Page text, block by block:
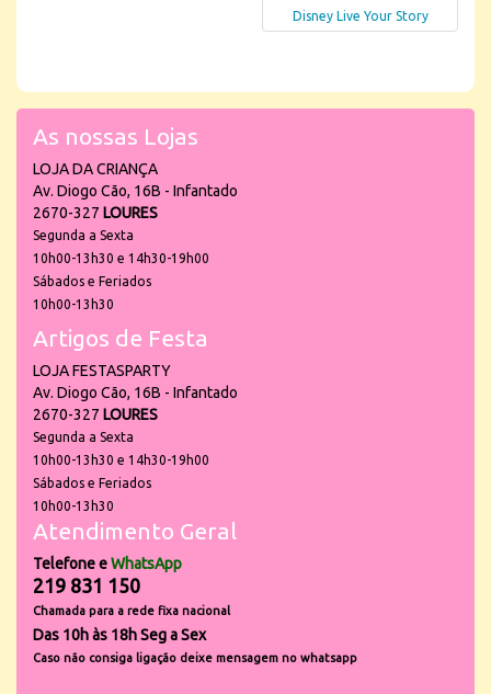
Disney Live Your Story
As nossas Lojas
LOJA DA CRIANÇA
Av. Diogo Cão, 16B - Infantado
2670-327 LOURES
Segunda a Sexta
10h00-13h30 e 14h30-19h00
Sábados e Feriados
10h00-13h30
Artigos de Festa
LOJA FESTASPARTY
Av. Diogo Cão, 16B - Infantado
2670-327 LOURES
Segunda a Sexta
10h00-13h30 e 14h30-19h00
Sábados e Feriados
10h00-13h30
Atendimento Geral
Telefone eWhatsApp
219 831 150
Chamada para a rede fixa nacional
Das 10h às 18h Seg a Sex
Caso não consiga ligação deixe mensagem no whatsapp